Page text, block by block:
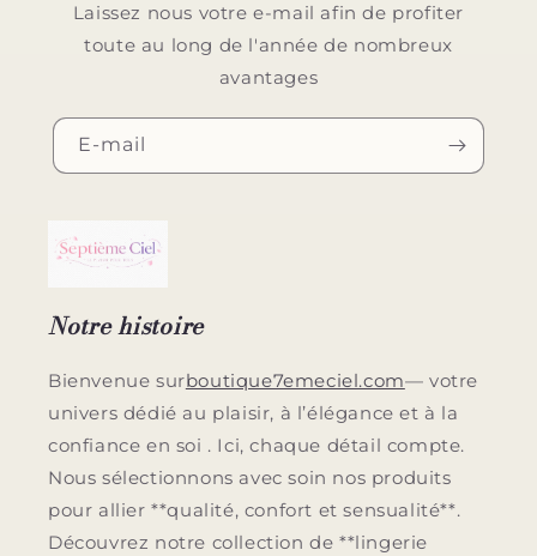
Laissez nous votre e-mail afin de profiter
toute au long de l'année de nombreux
avantages
E-mail
Notre histoire
Bienvenue surboutique7emeciel.com— votre
univers dédié au plaisir, à l’élégance et à la
confiance en soi . Ici, chaque détail compte.
Nous sélectionnons avec soin nos produits
pour allier **qualité, confort et sensualité**.
Découvrez notre collection de **lingerie